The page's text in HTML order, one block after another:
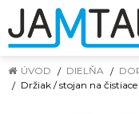
ÚVOD DIELŇA
Držiak / stojan na